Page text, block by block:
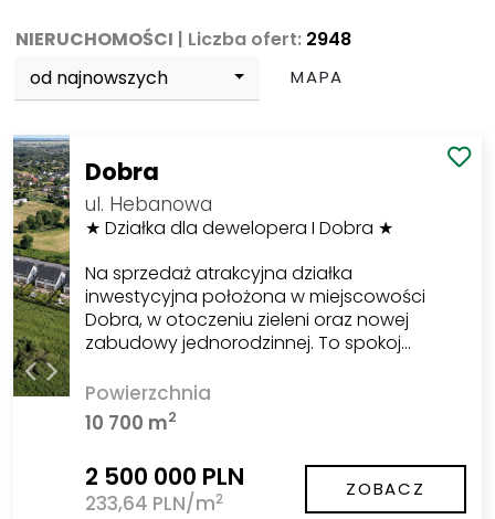
NIERUCHOMOŚCI | Liczba ofert: 2948
od najnowszych
MAPA
Dobra
ul. Hebanowa
★ Działka dla dewelopera I Dobra ★
Na sprzedaż atrakcyjna działka
inwestycyjna położona w miejscowości
Dobra, w otoczeniu zieleni oraz nowej
zabudowy jednorodzinnej. To spokoj…
Powierzchnia
10 700 m2
2 500 000 PLN
233,64 PLN/m2 ZOBACZ